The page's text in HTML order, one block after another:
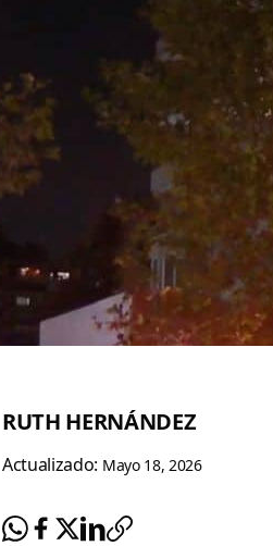
RUTH HERNÁNDEZ
Actualizado: Mayo 18, 2026